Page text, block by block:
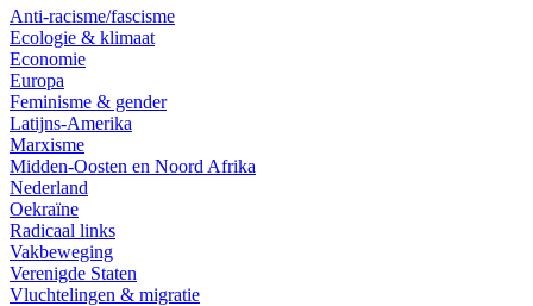
Anti-racisme/fascisme
Ecologie & klimaat
Economie
Europa
Feminisme & gender
Latijns-Amerika
Marxisme
Midden-Oosten en Noord Afrika
Nederland
Oekraïne
Radicaal links
Vakbeweging
Verenigde Staten
Vluchtelingen & migratie